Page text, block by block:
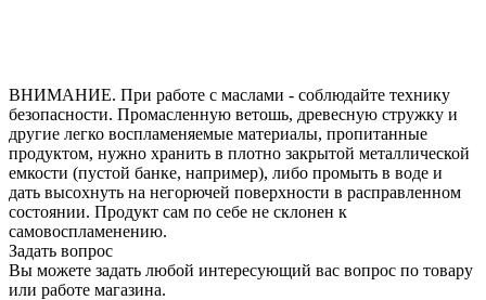
ВНИМАНИЕ. При работе с маслами - соблюдайте технику
безопасности. Промасленную ветошь, древесную стружку и
другие легко воспламеняемые материалы, пропитанные
продуктом, нужно хранить в плотно закрытой металлической
емкости (пустой банке, например), либо промыть в воде и
дать высохнуть на негорючей поверхности в расправленном
состоянии. Продукт сам по себе не склонен к
самовоспламенению.
Задать вопрос
Вы можете задать любой интересующий вас вопрос по товару
или работе магазина.